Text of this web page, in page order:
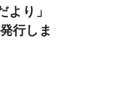
より」
行しま